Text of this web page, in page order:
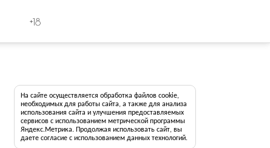
+18
На сайте осуществляется обработка файлов cookie,
необходимых для работы сайта, а также для анализа
использования сайта и улучшения предоставляемых
сервисов с использованием метрической программы
Яндекс.Метрика. Продолжая использовать сайт, вы
даете согласие с использованием данных технологий.